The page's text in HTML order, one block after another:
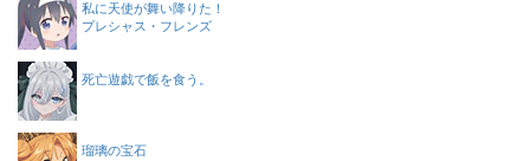
私に天使が舞い降りた！
プレシャス・フレンズ
死亡遊戯で飯を食う。
瑠璃の宝石